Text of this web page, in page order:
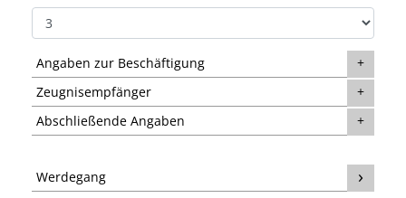
Angaben zur Beschäftigung
Zeugnisempfänger
Abschließende Angaben
Werdegang